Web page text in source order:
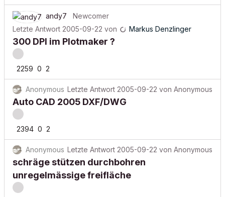
andy7
Newcomer
Letzte Antwort 2005-09-22 von Markus Denzlinger
300 DPI im Plotmaker ?
2259 0 2
Anonymous Letzte Antwort 2005-09-22 von Anonymous
Auto CAD 2005 DXF/DWG
2394 0 2
Anonymous Letzte Antwort 2005-09-22 von Anonymous
schräge stützen durchbohren
unregelmässige freifläche